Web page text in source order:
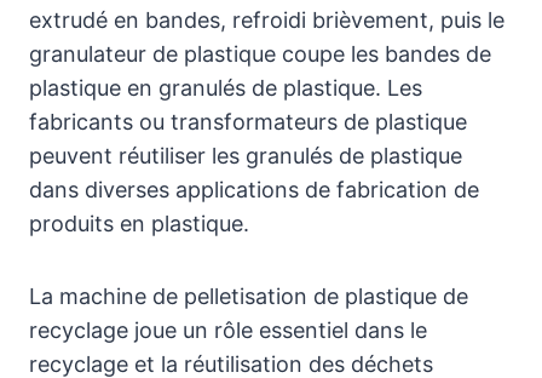
extrudé en bandes, refroidi brièvement, puis le
granulateur de plastique coupe les bandes de
plastique en granulés de plastique. Les
fabricants ou transformateurs de plastique
peuvent réutiliser les granulés de plastique
dans diverses applications de fabrication de
produits en plastique.
La machine de pelletisation de plastique de
recyclage joue un rôle essentiel dans le
recyclage et la réutilisation des déchets